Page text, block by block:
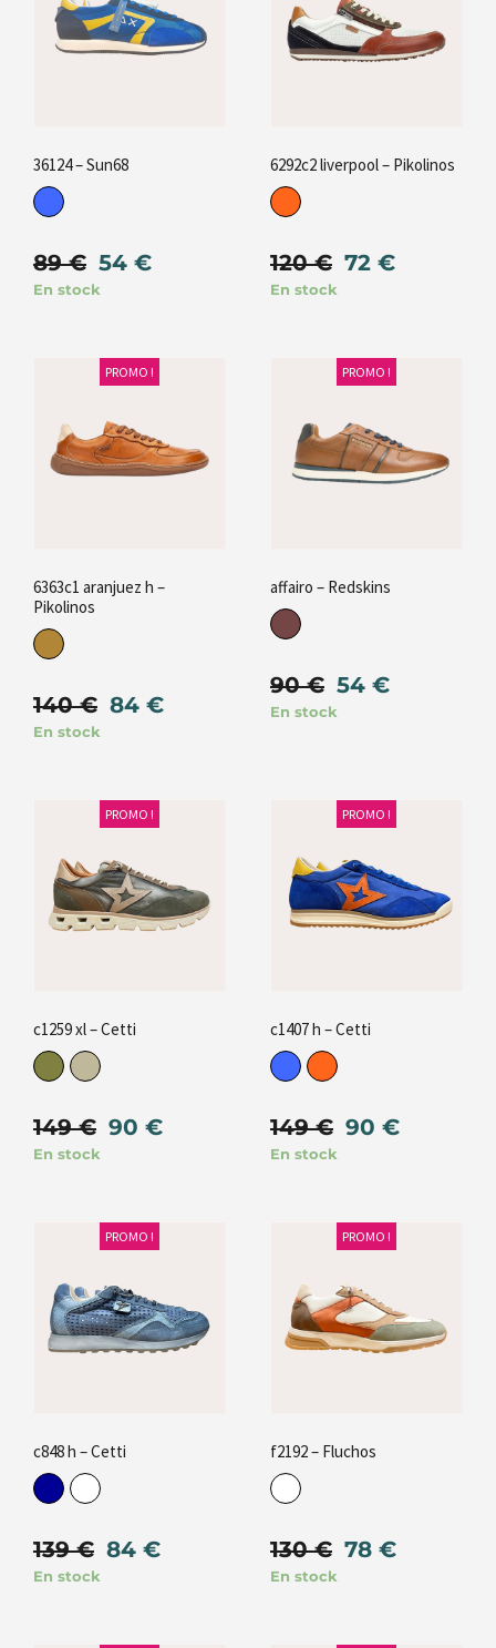
36124 – Sun68
89€ 54 €
En stock
6292c2 liverpool – Pikolinos
120€ 72 €
En stock
PROMO !
6363c1 aranjuez h –
Pikolinos
140€ 84 €
En stock
PROMO !
affairo – Redskins
90€ 54 €
En stock
PROMO !
c1259 xl – Cetti
149€ 90 €
En stock
PROMO !
c1407 h – Cetti
149€ 90 €
En stock
PROMO !
c848 h – Cetti
139€ 84 €
En stock
PROMO !
f2192 – Fluchos
130€ 78 €
En stock